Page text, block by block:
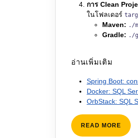
การ Clean
ในโฟลเดอร์
Maven: ./
Gradle: ./
อ่านเพิ่มเติม
Spring Boot:
Docker: SQL
OrbStack: SQL
READ MORE READ
MORE